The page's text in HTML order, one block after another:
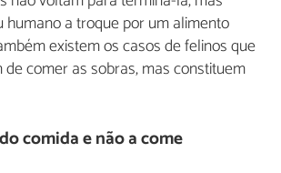
humano a troque por um alimento
existem os casos de felinos que
comer as sobras, mas constituem
comida e não a come